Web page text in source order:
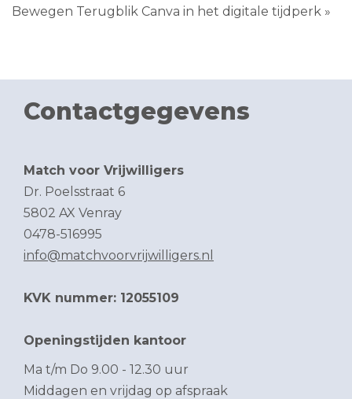
Bewegen Terugblik Canva in het digitale tijdperk »
Contactgegevens
Match voor Vrijwilligers
Dr. Poelsstraat 6
5802 AX Venray
0478-516995
info@matchvoorvrijwilligers.nl
KVK nummer: 12055109
Openingstijden kantoor
Ma t/m Do 9.00 - 12.30 uur
Middagen en vrijdag op afspraak